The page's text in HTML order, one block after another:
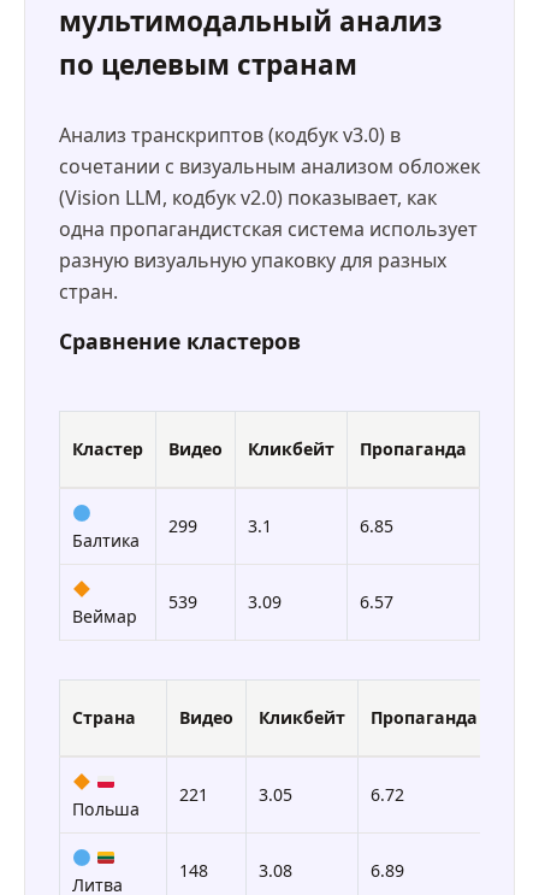
мультимодальный анализ
по целевым странам
Анализ транскриптов (кодбук v3.0) в
сочетании с визуальным анализом обложек
(Vision LLM, кодбук v2.0) показывает, как
одна пропагандистская система использует
разную визуальную упаковку для разных
стран.
Сравнение кластеров
Кластер Видео Кликбейт Пропаганда
Балтика
299 3.1 6.85
Веймар
539 3.09 6.57
Страна Видео Кликбейт Пропаганда
Польша
221 3.05 6.72
Литва
148 3.08 6.89